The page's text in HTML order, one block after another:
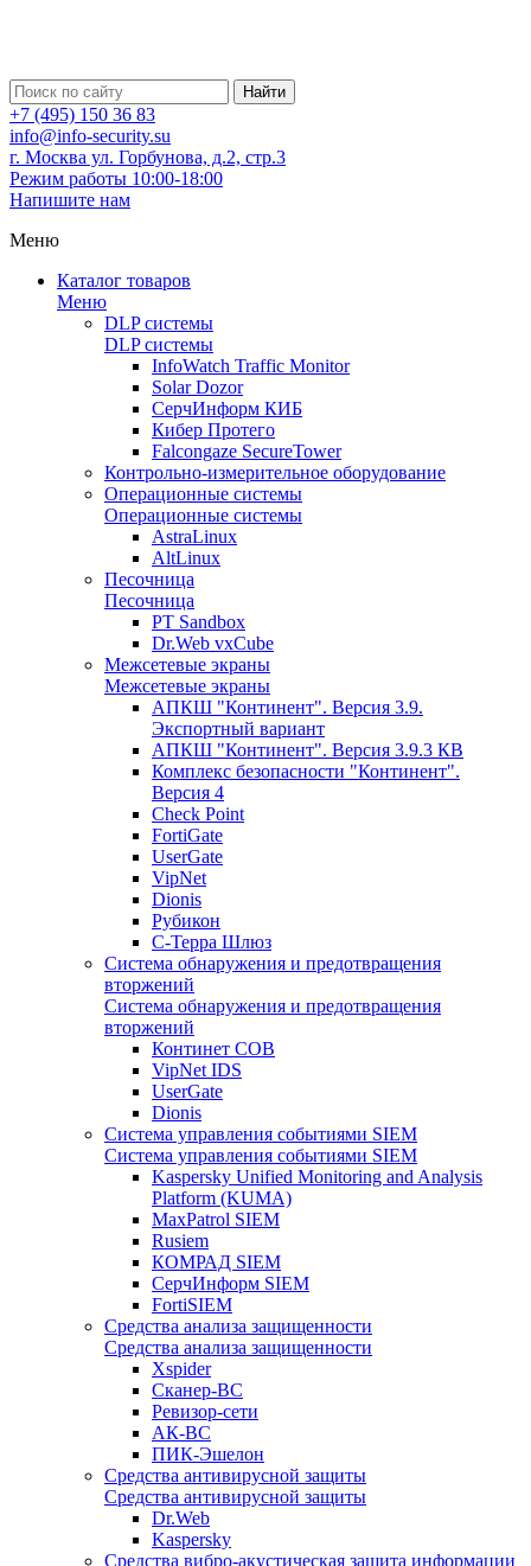
Найти
+7 (495) 150 36 83
info@info-security.su
г. Москва ул. Горбунова, д.2, стр.3
Режим работы 10:00-18:00
Напишите нам
Меню
Каталог товаров
Меню
DLP системы
DLP системы
InfoWatch Traffic Monitor
Solar Dozor
СерчИнформ КИБ
Кибер Протего
Falcongaze SecureTower
Контрольно-измерительное оборудование
Операционные системы
Операционные системы
AstraLinux
AltLinux
Песочница
Песочница
PT Sandbox
Dr.Web vxCube
Межсетевые экраны
Межсетевые экраны
АПКШ "Континент". Версия 3.9.
Экспортный вариант
АПКШ "Континент". Версия 3.9.3 КВ
Комплекс безопасности "Континент".
Версия 4
Check Point
FortiGate
UserGate
VipNet
Dionis
Рубикон
С-Терра Шлюз
Система обнаружения и предотвращения
вторжений
Система обнаружения и предотвращения
вторжений
Континет СОВ
VipNet IDS
UserGate
Dionis
Система управления событиями SIEM
Система управления событиями SIEM
Kaspersky Unified Monitoring and Analysis
Platform (KUMA)
MaxPatrol SIEM
Rusiem
КОМРАД SIEM
СерчИнформ SIEM
FortiSIEM
Средства анализа защищенности
Средства анализа защищенности
Xspider
Сканер-ВС
Ревизор-сети
АК-ВС
ПИК-Эшелон
Средства антивирусной защиты
Средства антивирусной защиты
Dr.Web
Kaspersky
Средства вибро-акустическая защита информации